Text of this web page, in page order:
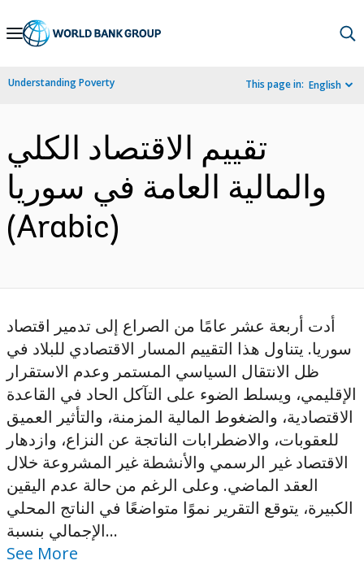
Skip
Navigation
Understanding Poverty This page in: English
تقييم الاقتصاد الكلي
والمالية العامة في سوريا
(Arabic)
أدت أربعة عشر عامًا من الصراع إلى تدمير اقتصاد
سوريا. يتناول هذا التقييم المسار الاقتصادي للبلاد في
ظل الانتقال السياسي المستمر وعدم الاستقرار
الإقليمي، ويسلط الضوء على التآكل الحاد في القاعدة
الاقتصادية، والضغوط المالية المزمنة، والتأثير العميق
للعقوبات، والاضطرابات الناتجة عن النزاع، وازدهار
الاقتصاد غير الرسمي والأنشطة غير المشروعة خلال
العقد الماضي. وعلى الرغم من حالة عدم اليقين
الكبيرة، يتوقع التقرير نموًا متواضعًا في الناتج المحلي
الإجمالي بنسبة...
See More